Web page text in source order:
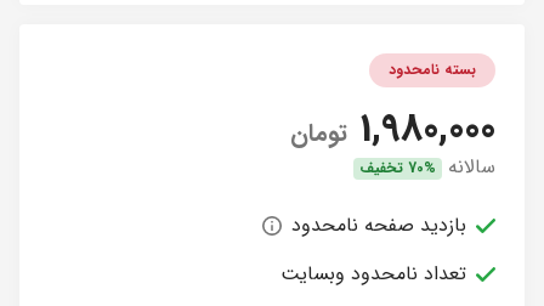
بسته نامحدود
1,980,000 تومان
سالانه 70% تخفیف
بازدید صفحه نامحدود
تعداد نامحدود وبسایت